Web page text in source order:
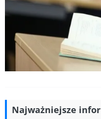
Najważniejsze